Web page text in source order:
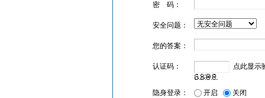
密 码：
安全问题：
您的答案：
认证码： 点此显示
隐身登录： 开启 关闭